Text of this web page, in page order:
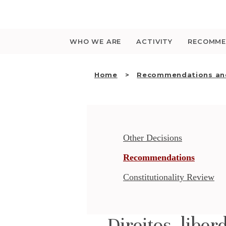
WHO WE ARE ACTIVITY
Home Recommendations
Other Decisions
Recommendations
Constitutionality Review